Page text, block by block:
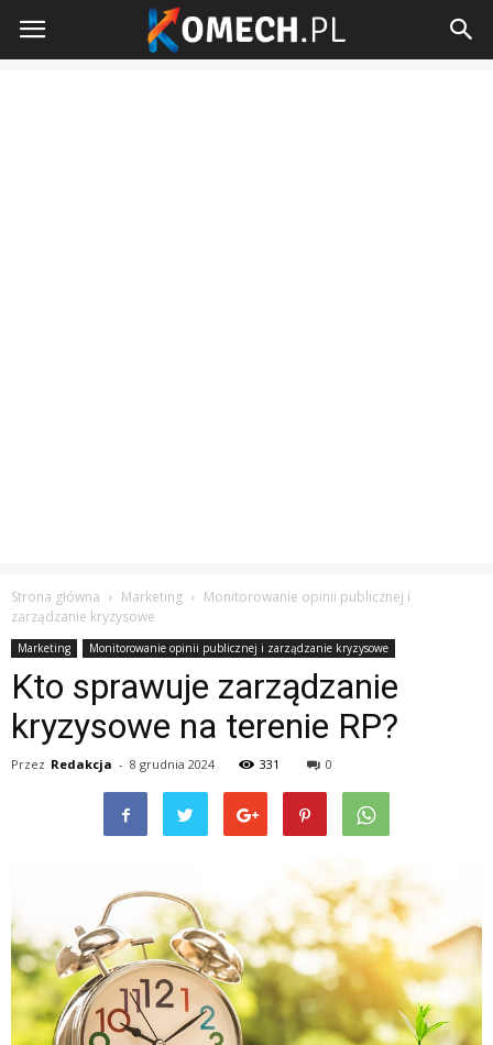
Komech.pl
Strona główna Marketing
Monitorowanie opinii publicznej i
zarządzanie kryzysowe
Marketing Monitorowanie opinii publicznej i zarządzanie kryzysowe
Kto sprawuje zarządzanie
kryzysowe na terenie RP?
Przez Redakcja - 8 grudnia 2024 331 0